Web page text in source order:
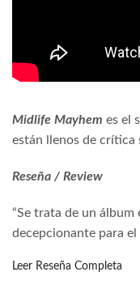
Midlife Mayhem es el
están llenos de
Reseña / Review
“Se trata de un
decepcionante para
Leer Reseña Completa